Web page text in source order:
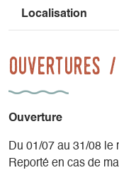
Localisation
Ouvertures
Ouverture
Du 01/07 au 31/08 le
Reporté en cas de